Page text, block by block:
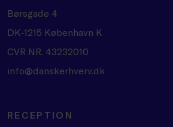
Børsgade 4
DK-1215 København K
CVR NR. 43232010
info@danskerhverv.dk
RECEPTION